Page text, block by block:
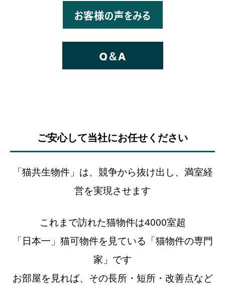
ご安心して当社にお任せください
「猫共生物件」は、競争から抜け出し、満室経
営を実現させます
これまで訪れた猫物件は4000室超
「日本一」猫可物件を見ている「猫物件の専門
家」です
お部屋を見れば、その長所・短所・改善点など